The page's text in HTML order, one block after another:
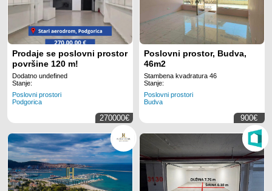
Prodaje se poslovni prostor
površine 120 m!
Dodatno undefined
Stanje:
Poslovni prostori
Podgorica
270000€
Poslovni prostor, Budva,
46m2
Stambena kvadratura 46
Stanje:
Poslovni prostori
Budva
900€